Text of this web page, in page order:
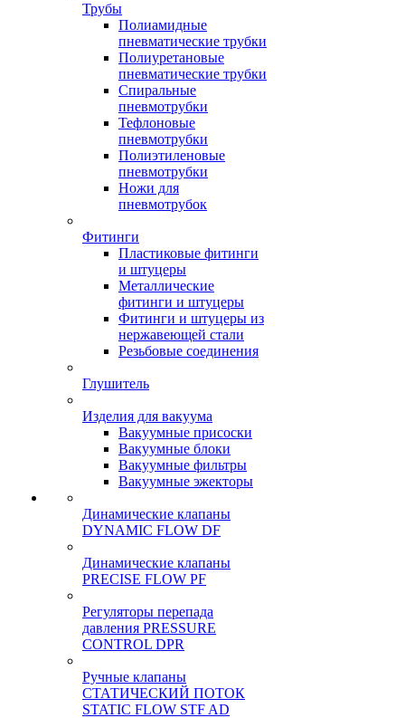
Трубы
Полиамидные
пневматические трубки
Полиуретановые
пневматические трубки
Спиральные
пневмотрубки
Тефлоновые
пневмотрубки
Полиэтиленовые
пневмотрубки
Ножи для
пневмотрубок
Фитинги
Пластиковые фитинги
и штуцеры
Металлические
фитинги и штуцеры
Фитинги и штуцеры из
нержавеющей стали
Резьбовые соединения
Глушитель
Изделия для вакуума
Вакуумные присоски
Вакуумные блоки
Вакуумные фильтры
Вакуумные эжекторы
Динамические клапаны
DYNAMIC FLOW DF
Динамические клапаны
PRECISE FLOW PF
Регуляторы перепада
давления PRESSURE
CONTROL DPR
Ручные клапаны
СТАТИЧЕСКИЙ ПОТОК
STATIC FLOW STF AD